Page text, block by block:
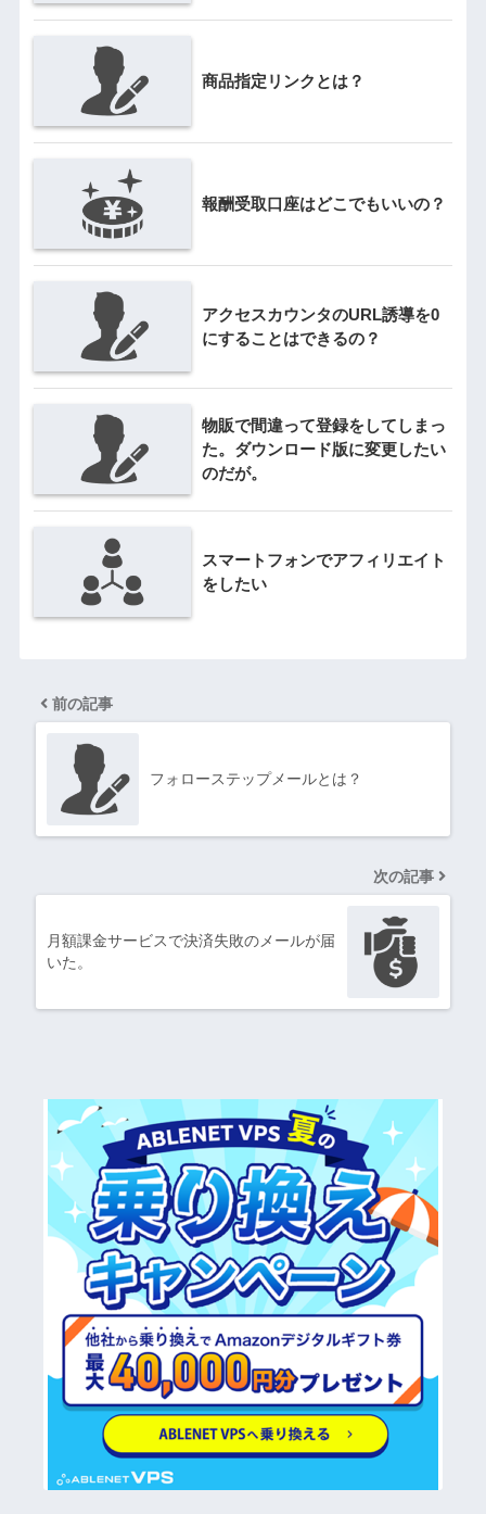
商品指定リンクとは？
報酬受取口座はどこでもいいの？
アクセスカウンタのURL誘導を0
にすることはできるの？
物販で間違って登録をしてしまっ
た。ダウンロード版に変更したい
のだが。
スマートフォンでアフィリエイト
をしたい
前の記事
フォローステップメールとは？
次の記事
月額課金サービスで決済失敗のメールが届
いた。